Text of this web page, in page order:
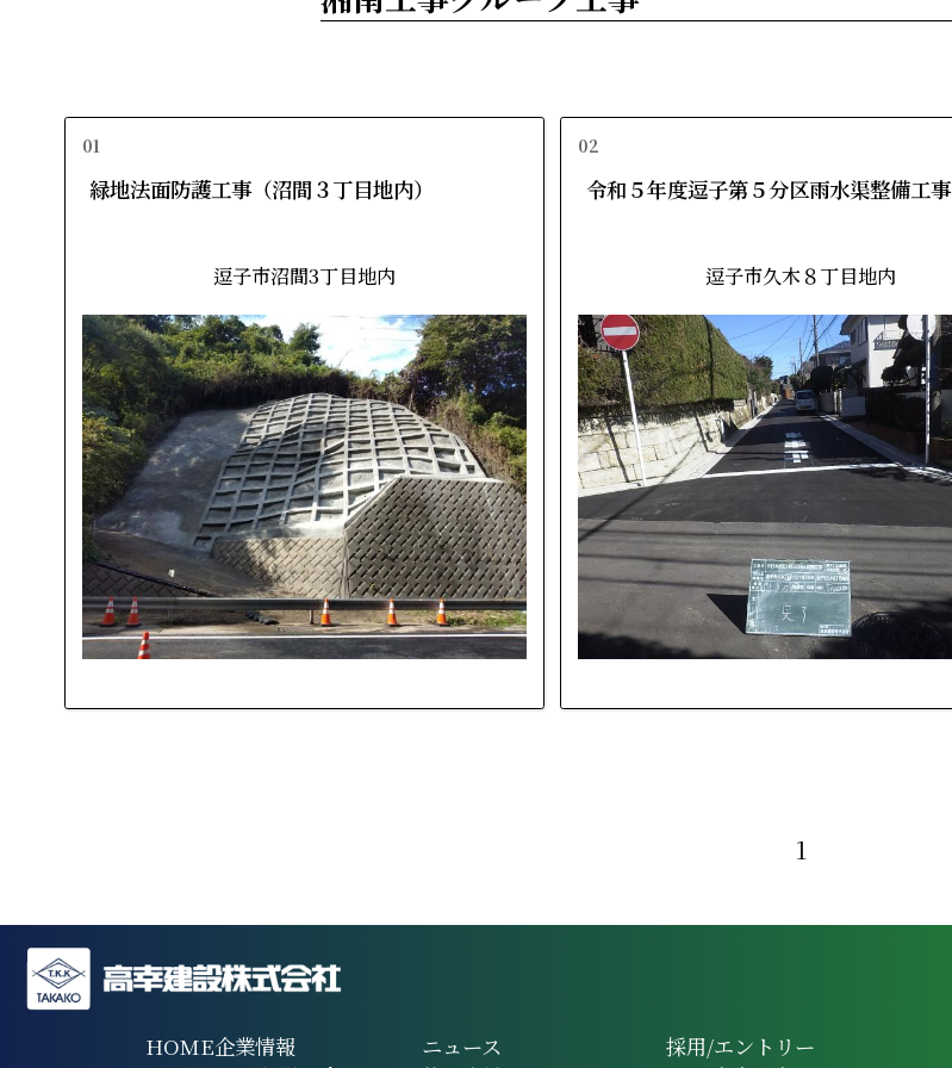
01
緑地法面防護工事（沼間３丁目地内）
逗子市沼間3丁目地内
02
令和５年度逗子第５分区雨水渠整備工事
逗子市久木８丁目地内
1
HOME企業情報
ニュース
採用/エントリー